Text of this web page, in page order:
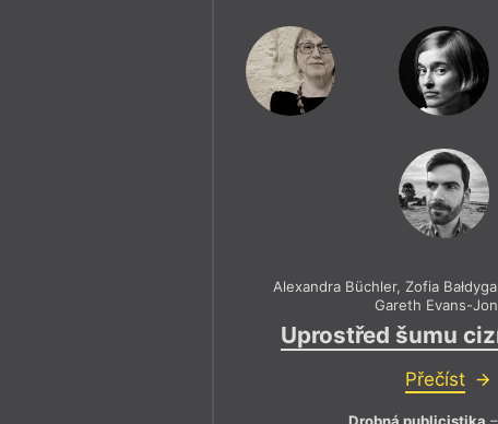
Alexandra Büchler,Zofia Bałdyga
Gareth Evans-
Uprostřed šumu
Přečíst